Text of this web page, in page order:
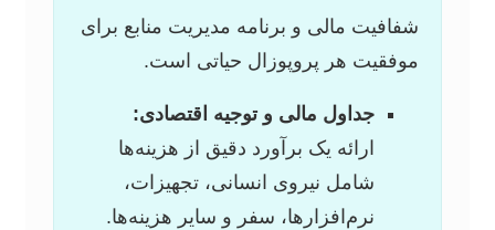
شفافیت مالی و برنامه مدیریت منابع برای
موفقیت هر پروپوزال حیاتی است.
جداول مالی و توجیه اقتصادی:
ارائه یک برآورد دقیق از هزینه‌ها
شامل نیروی انسانی، تجهیزات،
نرم‌افزارها، سفر و سایر هزینه‌ها.